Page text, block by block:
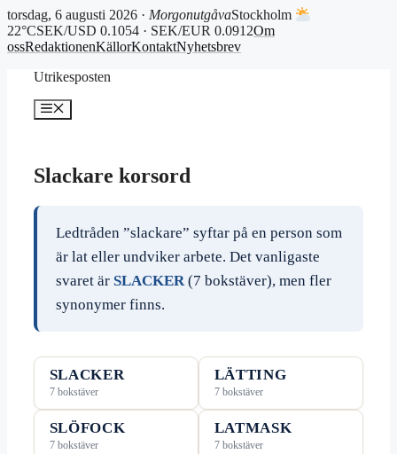
torsdag, 6 augusti 2026 · MorgonutgåvaStockholm
22°CSEK/USD 0.1054 · SEK/EUR 0.0912Om
ossRedaktionenKällorKontaktNyhetsbrev
Utrikesposten
Meny
Slackare korsord
Ledtråden ”slackare” syftar på en person som
är lat eller undviker arbete. Det vanligaste
svaret är SLACKER(7 bokstäver), men fler
synonymer finns.
SLACKER
7 bokstäver
LÄTTING
7 bokstäver
SLÖFOCK
7 bokstäver
LATMASK
7 bokstäver